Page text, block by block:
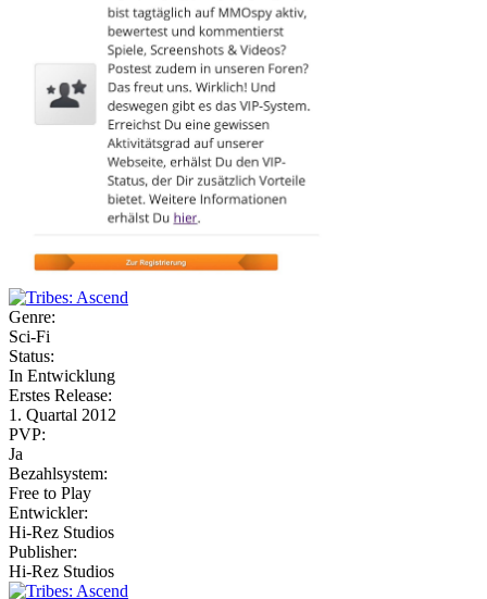
Genre:
Sci-Fi
Status:
In Entwicklung
Erstes Release:
1. Quartal 2012
PVP:
Ja
Bezahlsystem:
Free to Play
Entwickler:
Hi-Rez Studios
Publisher:
Hi-Rez Studios